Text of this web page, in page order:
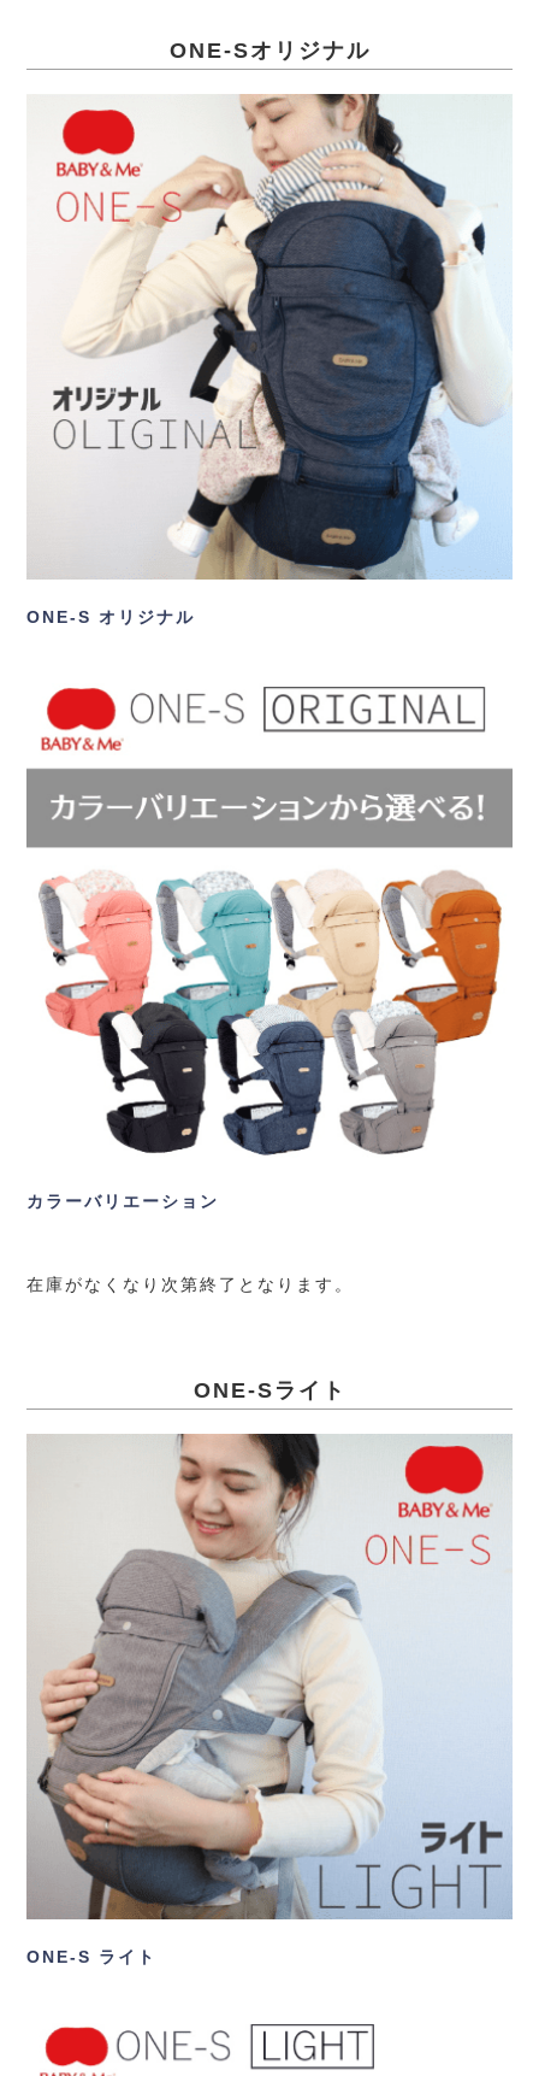
ONE-Sオリジナル
ONE-S オリジナル
カラーバリエーション
在庫がなくなり次第終了となります。
ONE-Sライト
ONE-S ライト